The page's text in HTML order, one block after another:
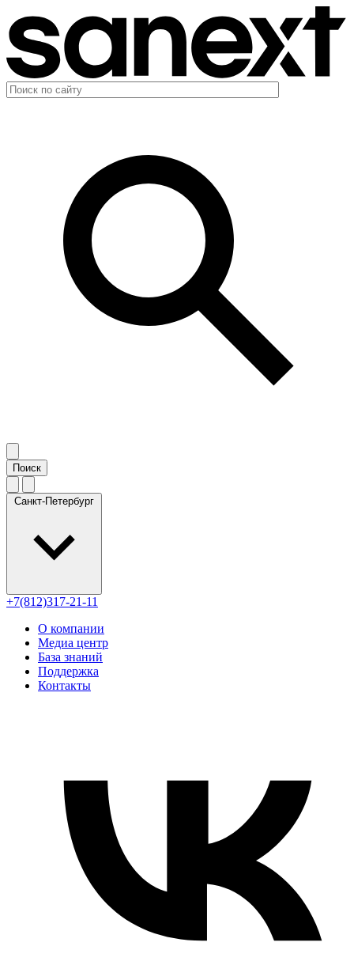
Санкт-Петербург
+7(812)317-21-11
О компании
Медиа центр
База знаний
Поддержка
Контакты